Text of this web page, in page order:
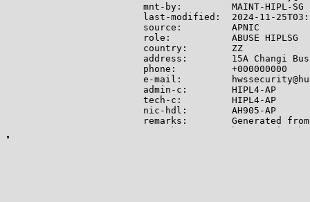
mnt-by:         MAINT-HIPL-SG
last-modified:  2024-11-
source:         APNIC
role:           ABUSE HIPLSG
country:        ZZ
address:        15A Changi
phone:          +000000000
e-mail:
admin-c:        HIPL4-AP
tech-c:         HIPL4-AP
nic-hdl:        AH905-AP
remarks:        Generated